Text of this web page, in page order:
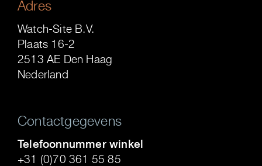
Adres
Watch-Site B.V.
Plaats 16-2
2513 AE Den Haag
Nederland
Contactgegevens
Telefoonnummer winkel
+31 (0)70 361 55 85